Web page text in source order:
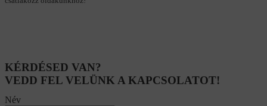
KÉRDÉSED VAN?
VEDD FEL VELÜNK A KAPCSOLATOT!
Név